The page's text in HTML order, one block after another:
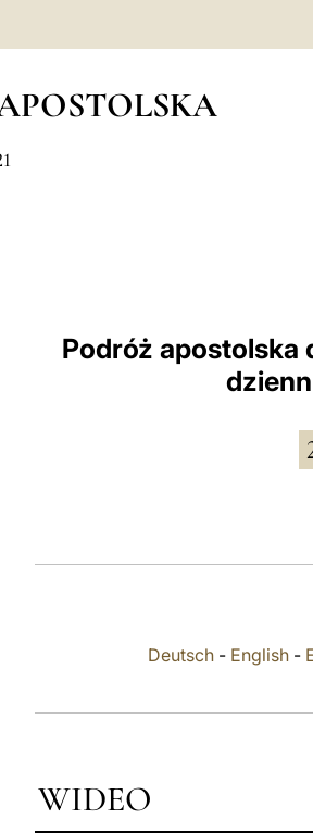
Podróż apostolska
Deutsch- English-
WIDEO